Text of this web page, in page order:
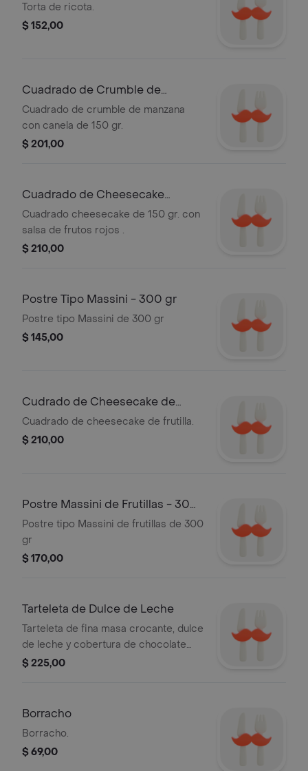
Torta de ricota.
$ 152,00
Cuadrado de Crumble de
Manzana
Cuadrado de crumble de manzana
con canela de 150 gr.
$ 201,00
Cuadrado de Cheesecake
Clásica - 150 gr
Cuadrado cheesecake de 150 gr. con
salsa de frutos rojos .
$ 210,00
Postre Tipo Massini - 300 gr
Postre tipo Massini de 300 gr
$ 145,00
Cudrado de Cheesecake de
Frutilla
Cuadrado de cheesecake de frutilla.
$ 210,00
Postre Massini de Frutillas - 300
gr
Postre tipo Massini de frutillas de 300
gr
$ 170,00
Tarteleta de Dulce de Leche
Tarteleta de fina masa crocante, dulce
de leche y cobertura de chocolate
blanco
$ 225,00
Borracho
Borracho.
$ 69,00